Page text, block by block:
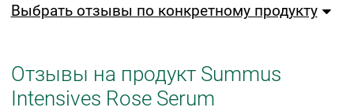
Выбрать отзывы по конкретному продукту
Отзывы на продукт Summus
Intensives Rose Serum